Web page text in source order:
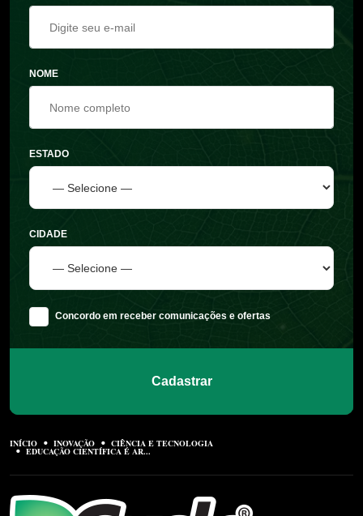
NOME
ESTADO
CIDADE
Concordo em receber comunicações e ofertas
Cadastrar
INÍCIO INOVAÇÃO CIÊNCIA E TECNOLOGIA
EDUCAÇÃO CIENTÍFICA É AR...